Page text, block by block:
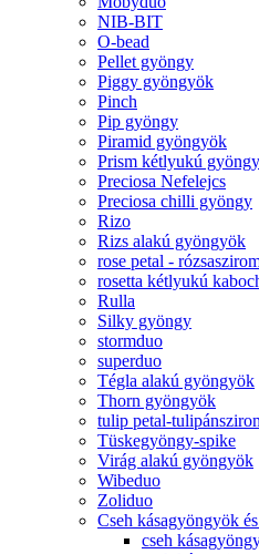
NIB-BIT
O-bead
Pellet gyöngy
Piggy gyöngyök
Pinch
Pip gyöngy
Piramid gyöngyök
Prism kétlyukú gyöngy
Preciosa Nefelejcs
Preciosa chilli gyöngy
Rizo
Rizs alakú gyöngyök
rose petal -
rosetta kétlyukú
Rulla
Silky gyöngy
stormduo
superduo
Tégla alakú gyöngyök
Thorn gyöngyök
tulip petal-
Tüskegyöngy-spike
Virág alakú gyöngyök
Wibeduo
Zoliduo
Cseh kásagyöngyök
cseh